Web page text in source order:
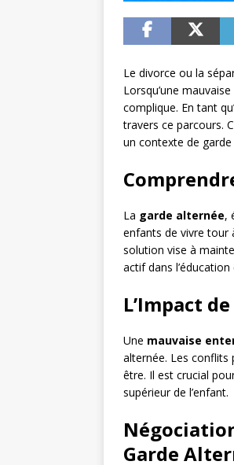
Le divorce ou la
Lorsqu’une
complique. En tant
travers ce parcours.
un contexte de
La garde alternée,
enfants de vivre tour
solution vise à
actif dans
L’Impact
Une mauvaise
alternée. Les conflits
être. Il est crucial
supérieur de l’enfant.
Garde